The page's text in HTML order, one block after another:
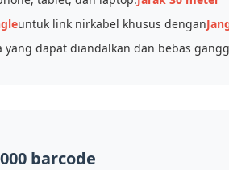
untuk link nirkabel khusus dengan
dapat diandalkan dan bebas
barcode